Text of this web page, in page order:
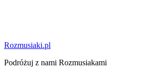
Rozmusiaki.pl
Podróżuj z nami Rozmusiakami